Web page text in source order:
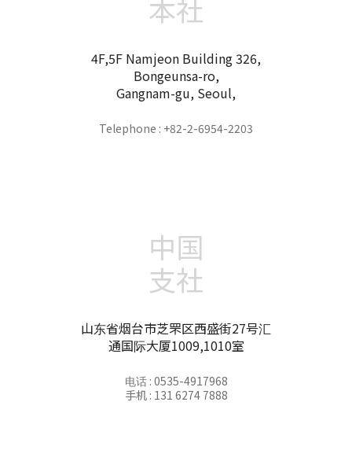
本社
4F,5F Namjeon Building 326,
Bongeunsa-ro,
Gangnam-gu, Seoul,
Telephone : +82-2-6954-2203
中国
支社
山东省烟台市芝罘区西盛街27号汇
通国际大厦1009,1010室
电话 : 0535-4917968
手机 : 131 6274 7888